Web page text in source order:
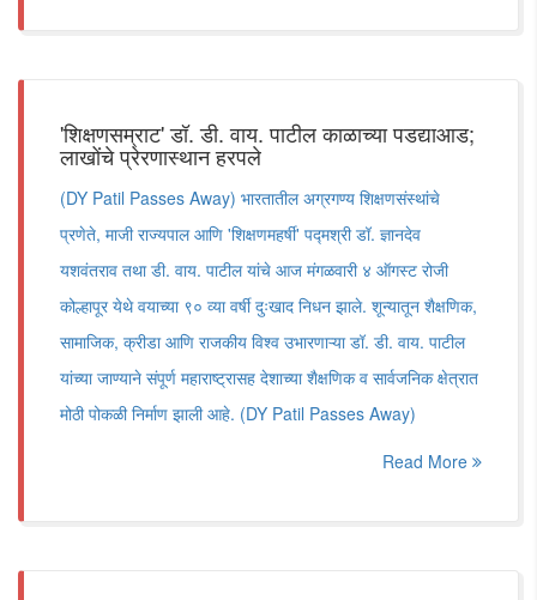
'शिक्षणसम्राट' डॉ. डी. वाय. पाटील काळाच्या पडद्याआड;
लाखोंचे प्रेरणास्थान हरपले
(DY Patil Passes Away) भारतातील अग्रगण्य शिक्षणसंस्थांचे
प्रणेते, माजी राज्यपाल आणि 'शिक्षणमहर्षी' पद्मश्री डॉ. ज्ञानदेव
यशवंतराव तथा डी. वाय. पाटील यांचे आज मंगळवारी ४ ऑगस्ट रोजी
कोल्हापूर येथे वयाच्या ९० व्या वर्षी दुःखाद निधन झाले. शून्यातून शैक्षणिक,
सामाजिक, क्रीडा आणि राजकीय विश्व उभारणाऱ्या डॉ. डी. वाय. पाटील
यांच्या जाण्याने संपूर्ण महाराष्ट्रासह देशाच्या शैक्षणिक व सार्वजनिक क्षेत्रात
मोठी पोकळी निर्माण झाली आहे. (DY Patil Passes Away)
Read More